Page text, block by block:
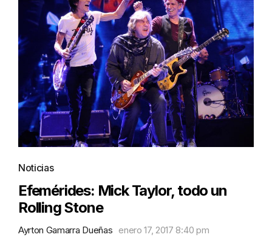
Noticias
Efemérides: Mick Taylor, todo un
Rolling Stone
Ayrton Gamarra Dueñas enero 17, 2017 8:40 pm